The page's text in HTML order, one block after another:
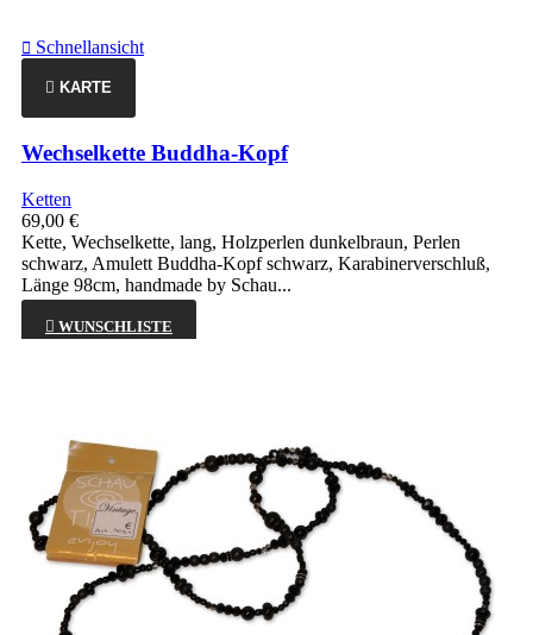
Schnellansicht
 KARTE
Wechselkette Buddha-Kopf
Ketten
69,00 €
Kette, Wechselkette, lang, Holzperlen dunkelbraun, Perlen
schwarz, Amulett Buddha-Kopf schwarz, Karabinerverschluß,
Länge 98cm, handmade by Schau...
 WUNSCHLISTE